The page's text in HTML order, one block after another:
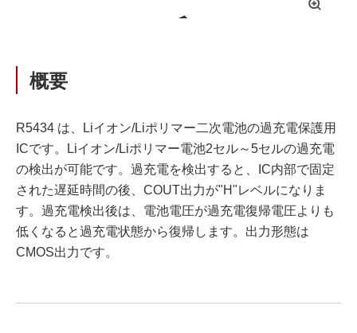
拡
概要
R5434 は、Liイオン/Liポリマー二次電池の過充電保護用
ICです。Liイオン/Liポリマー電池2セル～5セルの過充電
の検出が可能です。過充電を検出すると、IC内部で固定
された遅延時間の後、COUT出力が"H"レベルになりま
す。過充電検出後は、電池電圧が過充電復帰電圧よりも
低くなると過充電状態から復帰します。出力形態は
CMOS出力です。